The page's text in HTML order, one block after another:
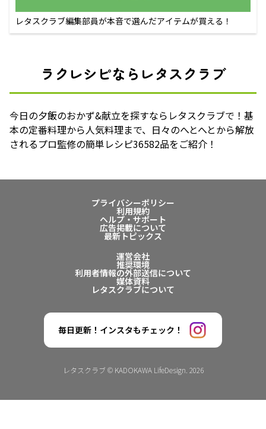
レタスクラブ編集部員が本音で選んだアイテムが買える！
ラクレシピならレタスクラブ
今日の夕飯のおかず&献立を探すならレタスクラブで！基
本の定番料理から人気料理まで、日々のへとへとから解放
されるプロ監修の簡単レシピ36582品をご紹介！
プライバシーポリシー
利用規約
ヘルプ・サポート
広告掲載について
最新トピックス
運営会社
推奨環境
利用者情報の外部送信について
媒体資料
レタスクラブについて
毎日更新！インスタもチェック！
レタスクラブ © KADOKAWA LifeDesign. 2026